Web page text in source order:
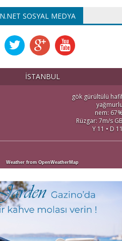
SOSYAL MEDYA
İSTANBUL
gök gürültülü
nem: 67%
Rüzgar: 7m/s GB
Y 11 • D 11
Weather from OpenWeatherMap